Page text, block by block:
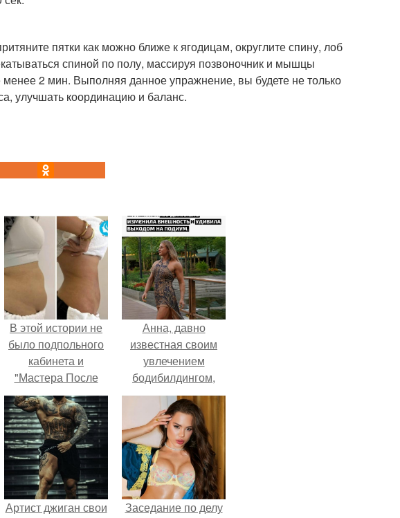
пятки как можно ближе к ягодицам, округлите спину, лоб
спиной по полу, массируя позвоночник и мышцы
2 мин. Выполняя данное упражнение, вы будете не только
улучшать координацию и баланс.
В этой истории не
было подпольного
кабинета и
"Мастера После
Двухнедельных
Курсов".
Анна, давно
известная своим
увлечением
бодибилдингом,
впервые
попробовала себя
в роли модели.
Артист джиган свои
Заседание по делу